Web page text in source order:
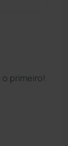
primeiro!